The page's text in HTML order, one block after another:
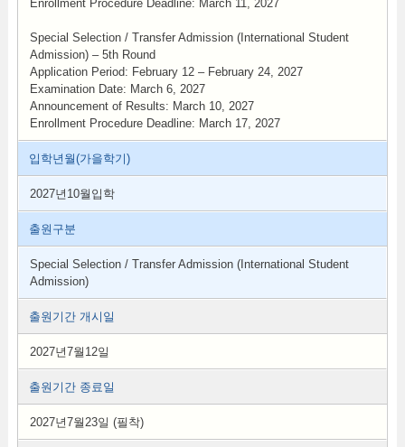
Enrollment Procedure Deadline: March 11, 2027
Special Selection / Transfer Admission (International Student
Admission) – 5th Round
Application Period: February 12 – February 24, 2027
Examination Date: March 6, 2027
Announcement of Results: March 10, 2027
Enrollment Procedure Deadline: March 17, 2027
입학년월(가을학기)
2027년10월입학
출원구분
Special Selection / Transfer Admission (International Student
Admission)
출원기간 개시일
2027년7월12일
출원기간 종료일
2027년7월23일 (필착)